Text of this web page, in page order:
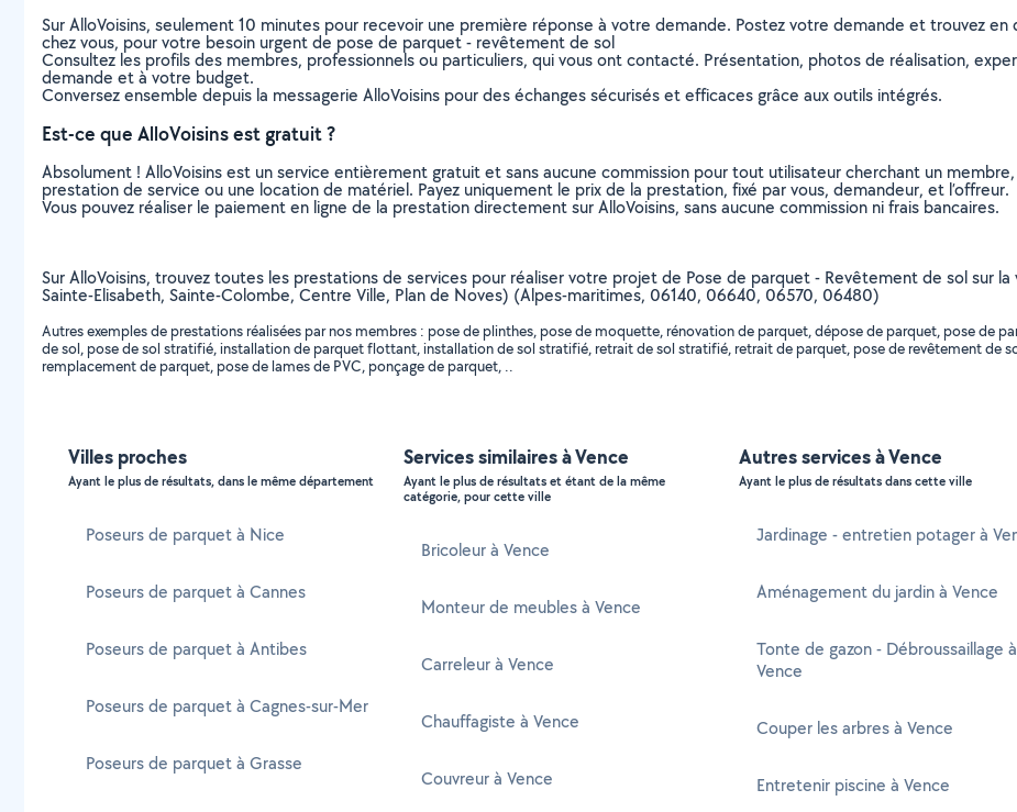
Sur AlloVoisins, seulement 10 minutes pour recevoir une première réponse à votre demande. Postez votre demande et trouvez
chez vous, pour votre besoin urgent de pose de parquet - revêtement de sol
Consultez les profils des membres, professionnels ou particuliers, qui vous ont contacté. Présentation, photos de réalisation,
demande et à votre budget.
Conversez ensemble depuis la messagerie AlloVoisins pour des échanges sécurisés et efficaces grâce aux outils intégrés.
Est-ce que AlloVoisins est gratuit ?
Absolument ! AlloVoisins est un service entièrement gratuit et sans aucune commission pour tout utilisateur cherchant un
prestation de service ou une location de matériel. Payez uniquement le prix de la prestation, fixé par vous, demandeur, et l’offreur.
Vous pouvez réaliser le paiement en ligne de la prestation directement sur AlloVoisins, sans aucune commission ni frais bancaires.
Sur AlloVoisins, trouvez toutes les prestations de services pour réaliser votre projet de Pose de parquet - Revêtement de sol sur
Sainte-Elisabeth, Sainte-Colombe, Centre Ville, Plan de Noves) (Alpes-maritimes, 06140, 06640, 06570, 06480)
Autres exemples de prestations réalisées par nos membres : pose de plinthes, pose de moquette, rénovation de parquet, dépose de parquet, pose
de sol, pose de sol stratifié, installation de parquet flottant, installation de sol stratifié, retrait de sol stratifié, retrait de parquet, pose de revêtement de
remplacement de parquet, pose de lames de PVC, ponçage de parquet, ..
Villes proches
Ayant le plus de résultats, dans le même département
Poseurs de parquet à Nice
Poseurs de parquet à Cannes
Poseurs de parquet à Antibes
Poseurs de parquet à Cagnes-sur-Mer
Poseurs de parquet à Grasse
Services similaires à Vence
Ayant le plus de résultats et étant de la même
catégorie, pour cette ville
Bricoleur à Vence
Monteur de meubles à Vence
Carreleur à Vence
Chauffagiste à Vence
Couvreur à Vence
Autres services à Vence
Ayant le plus de résultats dans cette ville
Jardinage - entretien potager à
Aménagement du jardin à Vence
Tonte de gazon - Débroussaillage à
Vence
Couper les arbres à Vence
Entretenir piscine à Vence